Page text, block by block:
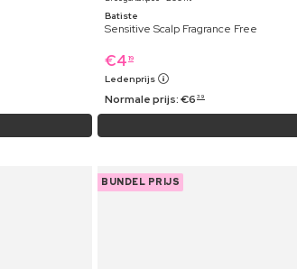
Batiste
Sensitive Scalp Fragrance Free
€4 19
Ledenprijs
Normale prijs:€6 39
BUNDEL PRIJS